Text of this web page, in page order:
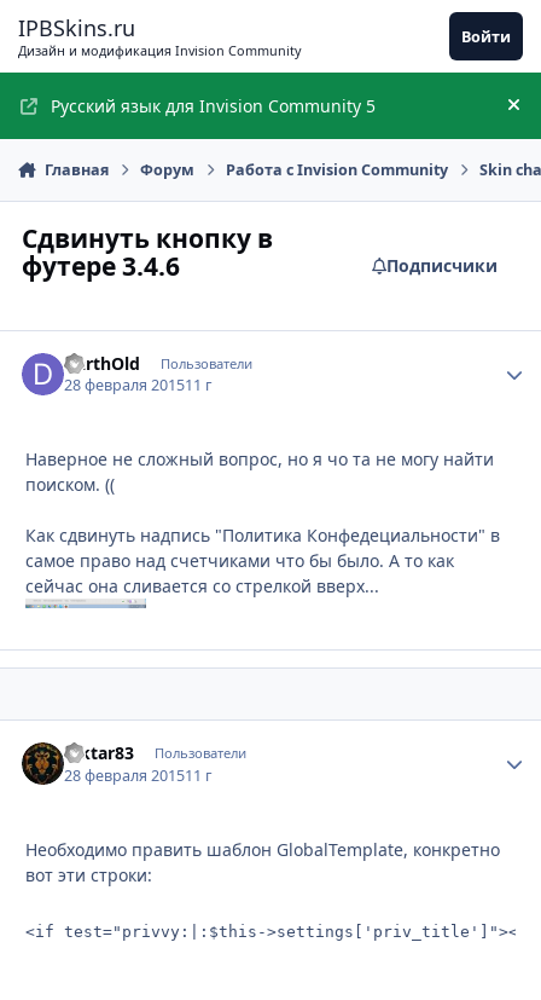
IPBSkins.ru
Дизайн и модификация Invision Community
Войти
Русский язык для Invision Community 5
Главная Форум Работа с Invision Community Skin
Сдвинуть кнопку в
футере 3.4.6
Подписчики
DarthOld Пользователи
28 февраля 201511 г
Наверное не сложный вопрос, но я чо та не могу найти
поиском. ((
Как сдвинуть надпись "Политика Конфедециальности" в
самое право над счетчиками что бы было. А то как
сейчас она сливается со стрелкой вверх...
Viktar83 Пользователи
28 февраля 201511 г
Необходимо править шаблон GlobalTemplate, конкретно
вот эти строки:
<if test="privvy:|:$this-